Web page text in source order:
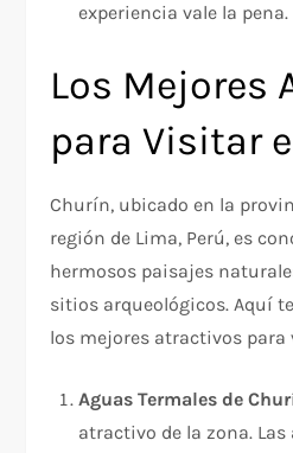
experiencia vale la pena.
Los Mejores
para Visitar
Churín, ubicado en la
región de Lima, Perú, es
hermosos paisajes
sitios arqueológicos. Aquí
los mejores atractivos
Aguas Termales de
atractivo de la zona.